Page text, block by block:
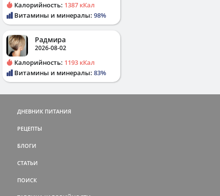
Калорийность: 1387 кКал
Витамины и минералы: 98%
Радмира
2026-08-02
Калорийность: 1193 кКал
Витамины и минералы: 83%
ДНЕВНИК ПИТАНИЯ
РЕЦЕПТЫ
БЛОГИ
СТАТЬИ
ПОИСК